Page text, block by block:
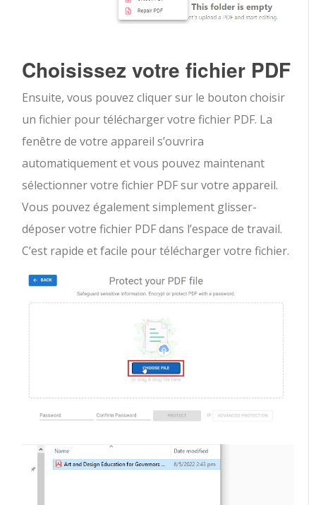
Choisissez votre fichier PDF
Ensuite, vous pouvez cliquer sur le bouton choisir
un fichier pour télécharger votre fichier PDF. La
fenêtre de votre appareil s’ouvrira
automatiquement et vous pouvez maintenant
sélectionner votre fichier PDF sur votre appareil.
Vous pouvez également simplement glisser-
déposer votre fichier PDF dans l’espace de travail.
C’est rapide et facile pour télécharger votre fichier.